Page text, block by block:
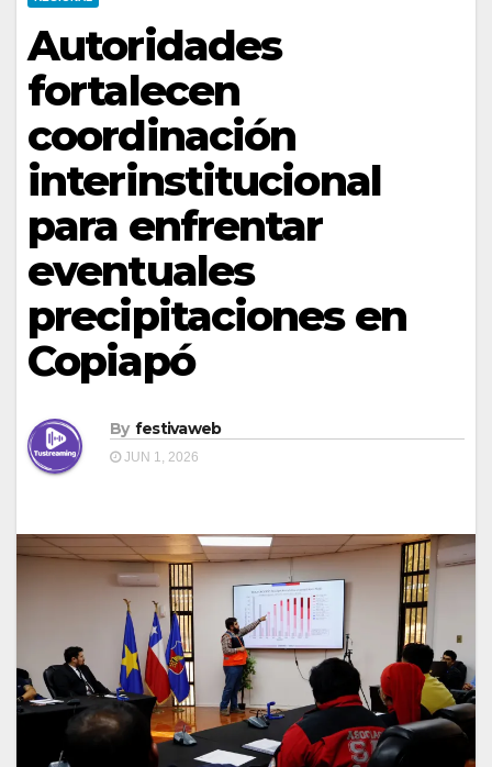
Autoridades
fortalecen
coordinación
interinstitucional
para enfrentar
eventuales
precipitaciones en
Copiapó
By festivaweb
JUN 1, 2026